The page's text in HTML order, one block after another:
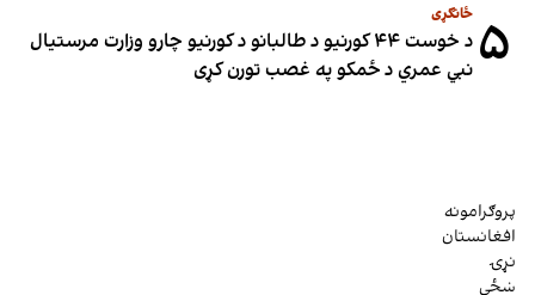
۵ ځانګړی
د خوست ۴۴ کورنیو د طالبانو د کورنیو چارو وزارت مرستیال
نبي عمري د ځمکو په غصب تورن کړی
پروګرامونه
افغانستان
نړۍ
ښځې